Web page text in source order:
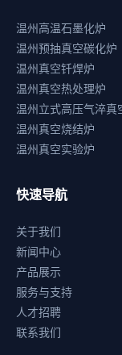
温州高温石墨化炉
温州预抽真空碳化炉
温州真空钎焊炉
温州真空热处理炉
温州立式高压气淬真
温州真空烧结炉
温州真空实验炉
快速导航
关于我们
新闻中心
产品展示
服务与支持
人才招聘
联系我们